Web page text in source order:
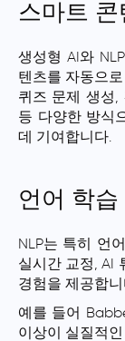
스마트
생성형 AI와
텐츠를 자동으
퀴즈 문제 생성,
등 다양한 방식
데 기여합니다.
언어 학습
NLP는 특히 언
실시간 교정, AI
경험을 제공합니
예를 들어
이상이 실질적